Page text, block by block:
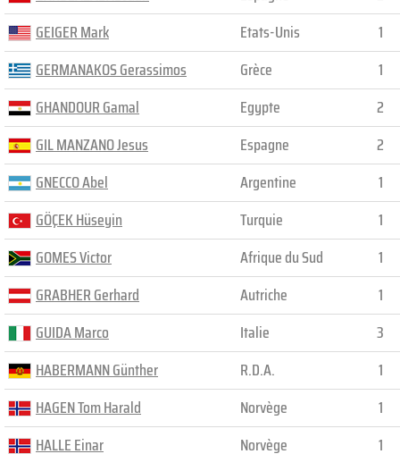
GEIGER Mark
GERMANAKOS Gerassimos
GHANDOUR Gamal
GIL MANZANO Jesus
GNECCO Abel
GÖÇEK Hüseyin
GOMES Victor
GRABHER Gerhard
GUIDA Marco
HABERMANN Günther
HAGEN Tom Harald
HALLE Einar
Etats-Unis
1
Grèce
1
Egypte
2
Espagne
2
Argentine
1
Turquie
1
Afrique du Sud
1
Autriche
1
Italie
3
R.D.A.
1
Norvège
1
Norvège
1